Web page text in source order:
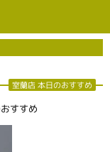
室蘭店 本日のおすすめ
すすめ